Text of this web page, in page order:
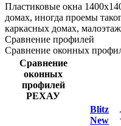
Пластиковые окна
домах, иногда проемы
каркасных домах,
Сравнение профилей
Сравнение оконных
Сравнение
оконных
профилей
РЕХАУ
Blitz
New